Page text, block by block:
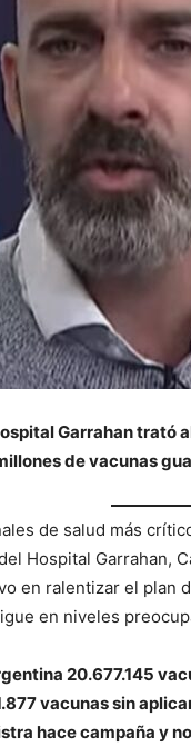
Garrahan trató
de vacunas
de salud más
Hospital Garrahan,
en ralentizar el plan
en niveles
20.677.145
vacunas sin
hace campaña y